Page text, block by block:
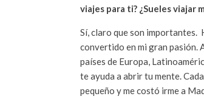
viajes para ti? ¿Sueles viajar
Sí, claro que son importantes.
convertido en mi gran pasión.
países de Europa,
te ayuda a abrir tu mente.
pequeño y me costó irme a